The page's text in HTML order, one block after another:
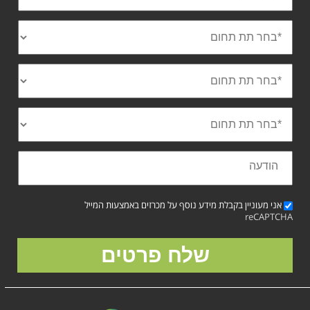
אני מעוניין בקבלת מידע נוסף על מכרזים באמצעות המייל
reCAPTCHA
שלח פרטים